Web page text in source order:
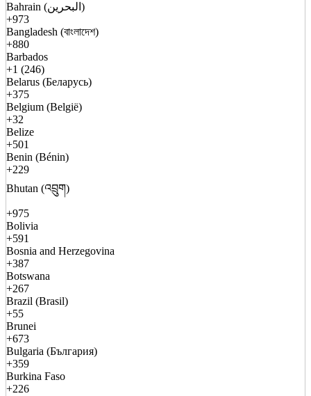
Bahrain (البحرين)
+973
Bangladesh (বাংলাদেশ)
+880
Barbados
+1 (246)
Belarus (Беларусь)
+375
Belgium (België)
+32
Belize
+501
Benin (Bénin)
+229
Bhutan (འབྲུག)
+975
Bolivia
+591
Bosnia and Herzegovina
+387
Botswana
+267
Brazil (Brasil)
+55
Brunei
+673
Bulgaria (България)
+359
Burkina Faso
+226